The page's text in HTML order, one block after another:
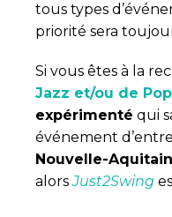
tous types
priorité sera
Si vous êtes à la
Jazz et/ou de Pop
expérimenté qui
événement
Nouvelle-
alorsJust2Swing